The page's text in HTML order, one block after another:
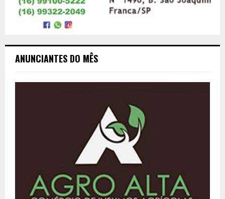
ANUNCIANTES DO MÊS